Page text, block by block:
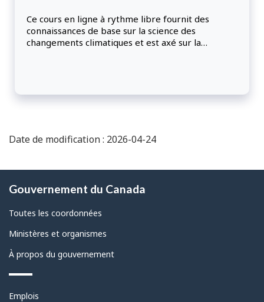
Ce cours en ligne à rythme libre fournit des
connaissances de base sur la science des
changements climatiques et est axé sur la
preuve de résilience face aux changements
climatiques fait partie intégrante du service à la
Date de modification : 2026-04-24
propos
de
ce
Gouvernement du Canada
Toutes les coordonnées
Ministères et organismes
À propos du gouvernement
Thèmes
Emplois